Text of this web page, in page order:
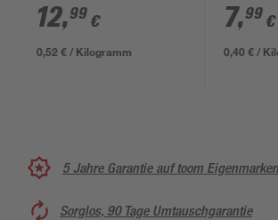
mm 25 kg
12,99 €
0,52 € / Kilogramm
7,99 €
0,40 € /
5 Jahre Garantie auf toom Eigenmarken
Sorglos, 90 Tage Umtauschgarantie